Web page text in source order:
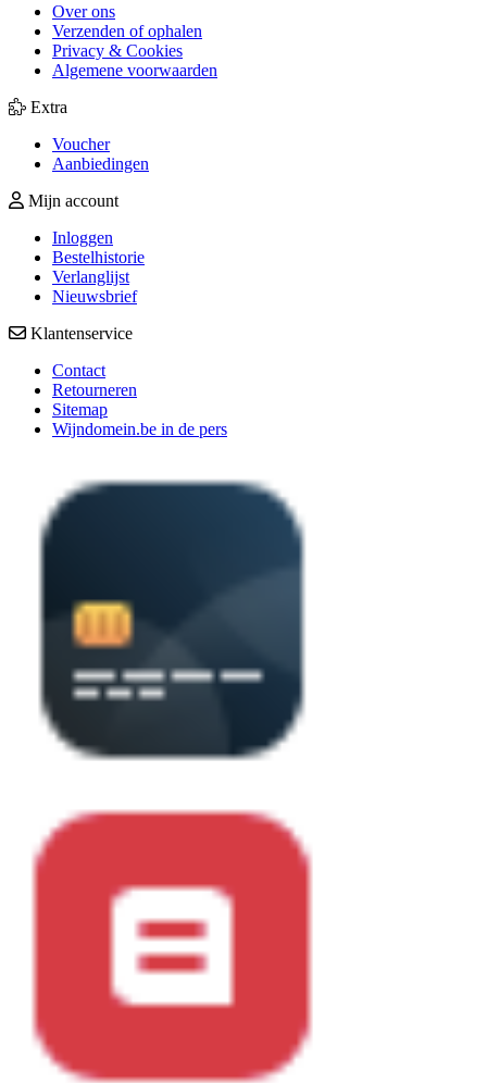
Over ons
Verzenden of ophalen
Privacy & Cookies
Algemene voorwaarden
Extra
Voucher
Aanbiedingen
Mijn account
Inloggen
Bestelhistorie
Verlanglijst
Nieuwsbrief
Klantenservice
Contact
Retourneren
Sitemap
Wijndomein.be in de pers